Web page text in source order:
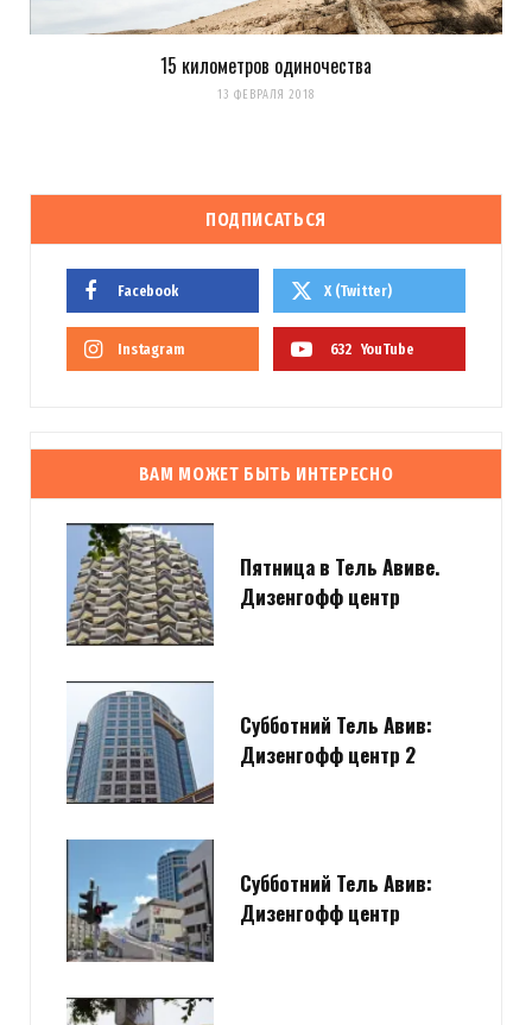
15 километров одиночества
13 ФЕВРАЛЯ 2018
ПОДПИСАТЬСЯ
Facebook X (Twitter)
Instagram 632 YouTube
ВАМ МОЖЕТ БЫТЬ ИНТЕРЕСНО
Пятница в Тель Авиве.
Дизенгофф центр
Субботний Тель Авив:
Дизенгофф центр 2
Субботний Тель Авив:
Дизенгофф центр